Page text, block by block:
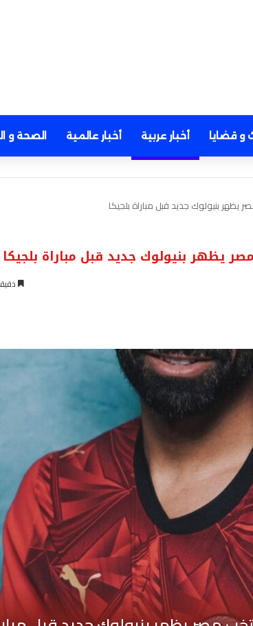
و قضايا أخبار عربية أخبار عالمية الصحة و
بنيولوك جديد قبل مباراة بلجيكا
يظهر بنيولوك جديد قبل مباراة بلجيكا